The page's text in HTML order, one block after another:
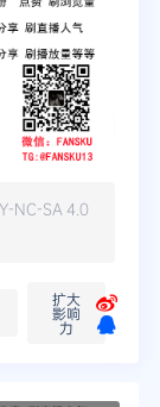
NC-SA 4.0
扩大
影响
力